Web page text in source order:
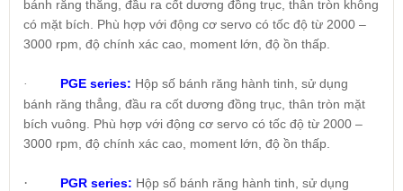
bánh răng thẳng, đầu ra cốt dương đồng trục, thân tròn không
có mặt bích. Phù hợp với động cơ servo có tốc độ từ 2000 –
3000 rpm, độ chính xác cao, moment lớn, độ ồn thấp.
· PGE series: Hộp số bánh răng hành tinh, sử dụng
bánh răng thẳng, đầu ra cốt dương đồng trục, thân tròn mặt
bích vuông. Phù hợp với động cơ servo có tốc độ từ 2000 –
3000 rpm, độ chính xác cao, moment lớn, độ ồn thấp.
· PGR series: Hộp số bánh răng hành tinh, sử dụng